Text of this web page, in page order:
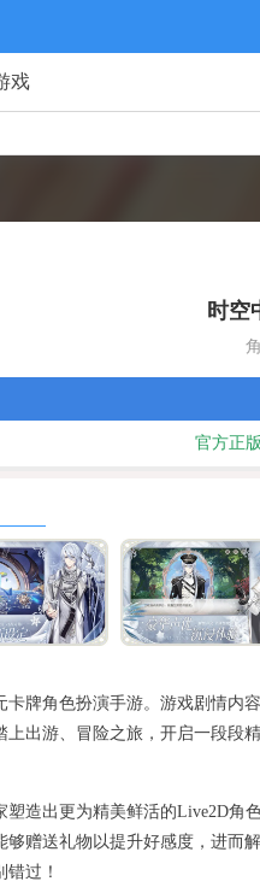
戏
时空
官方正版
牌角色扮演手游。游戏剧情
出游、冒险之旅，开启一段段
造出更为精美鲜活的Live2D
赠送礼物以提升好感度，进
过！